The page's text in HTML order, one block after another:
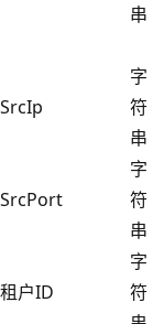
串
SrcIp
字
符
串
SrcPort
字
符
串
租户ID
字
符